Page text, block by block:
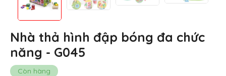
Nhà thả hình đập bóng đa chức
năng - G045
Còn hàng